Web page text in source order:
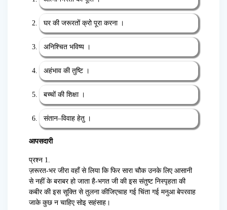
घर की जरूरतों क्रो पूरा करना ।
अनिश्चित भविष्य ।
अहंभाव की तुष्टि ।
बच्चों की शिक्षा ।
संतान–विवाह हेतु ।
आपसदारी
प्रश्न 1.
ज़रूरत-भर जीरा वहाँ से लिया कि फिर सारा चौक उनके लिए आसानी
से नहीं के बराबर हो जाता है-भगत जी की इस संतुष्ट निस्पृहता की
कबीर की इस सूक्ति से तुलना कीजिएचाह गई चिंता गई मनुआ बेपरवाह
जाके कुछ न चाहिए सोइ सहंसाह।